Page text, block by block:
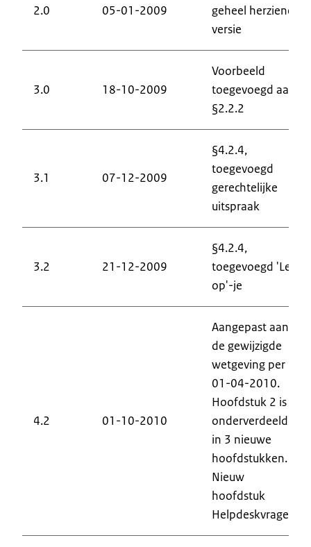
2.0 05-01-2009
geheel herziene
versie
3.0 18-10-2009
Voorbeeld
toegevoegd aan
§2.2.2
3.1 07-12-2009
§4.2.4,
toegevoegd
gerechtelijke
uitspraak
3.2 21-12-2009
§4.2.4,
toegevoegd 'Let
op'-je
4.2 01-10-2010
Aangepast aan
de gewijzigde
wetgeving per
01-04-2010.
Hoofdstuk 2 is
onderverdeeld
in 3 nieuwe
hoofdstukken.
Nieuw
hoofdstuk
Helpdeskvragen